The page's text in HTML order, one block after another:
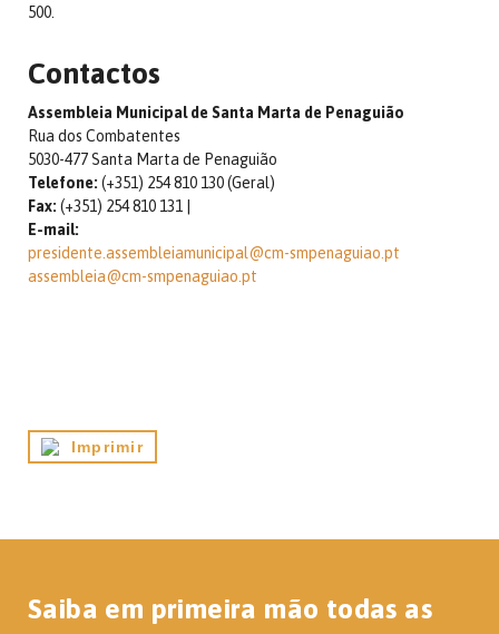
500.
Contactos
Assembleia Municipal de Santa Marta de Penaguião
Rua dos Combatentes
5030-477 Santa Marta de Penaguião
Telefone: (+351) 254 810 130 (Geral)
Fax: (+351) 254 810 131 |
E-mail:
presidente.assembleiamunicipal@cm-smpenaguiao.pt
assembleia@cm-smpenaguiao.pt
Imprimir
Saiba em primeira mão todas as